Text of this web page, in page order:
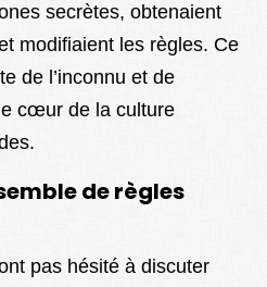
se­crètes, obtenaient
modifiaie­nt les règles. Ce
de l’inconnu et de
cœur de la culture
de règles
pas hésité à discuter